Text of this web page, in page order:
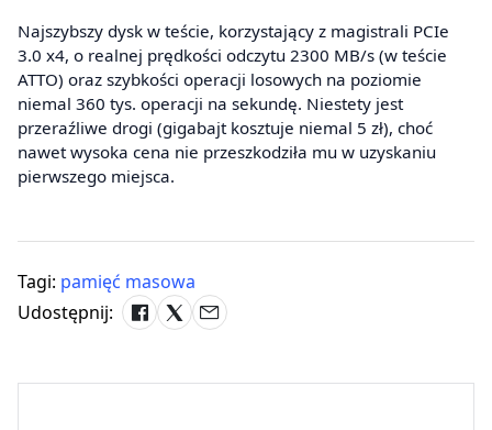
Najszybszy dysk w teście, korzystający z magistrali PCIe
3.0 x4, o realnej prędkości odczytu 2300 MB/s (w teście
ATTO) oraz szybkości operacji losowych na poziomie
niemal 360 tys. operacji na sekundę. Niestety jest
przeraźliwe drogi (gigabajt kosztuje niemal 5 zł), choć
nawet wysoka cena nie przeszkodziła mu w uzyskaniu
pierwszego miejsca.
Tagi: pamięć masowa
Udostępnij: